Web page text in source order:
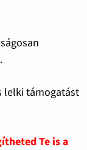
lelki támogatást
Te is a